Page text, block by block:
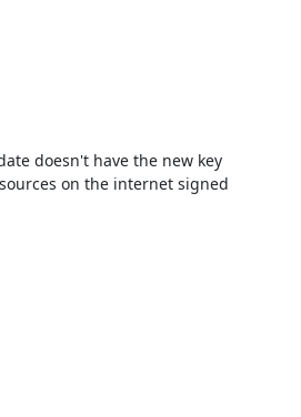
doesn't have the new key
on the internet signed